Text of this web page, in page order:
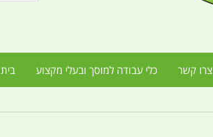
צרו קשר כלי עבודה למוסך ובעלי מקצוע בית